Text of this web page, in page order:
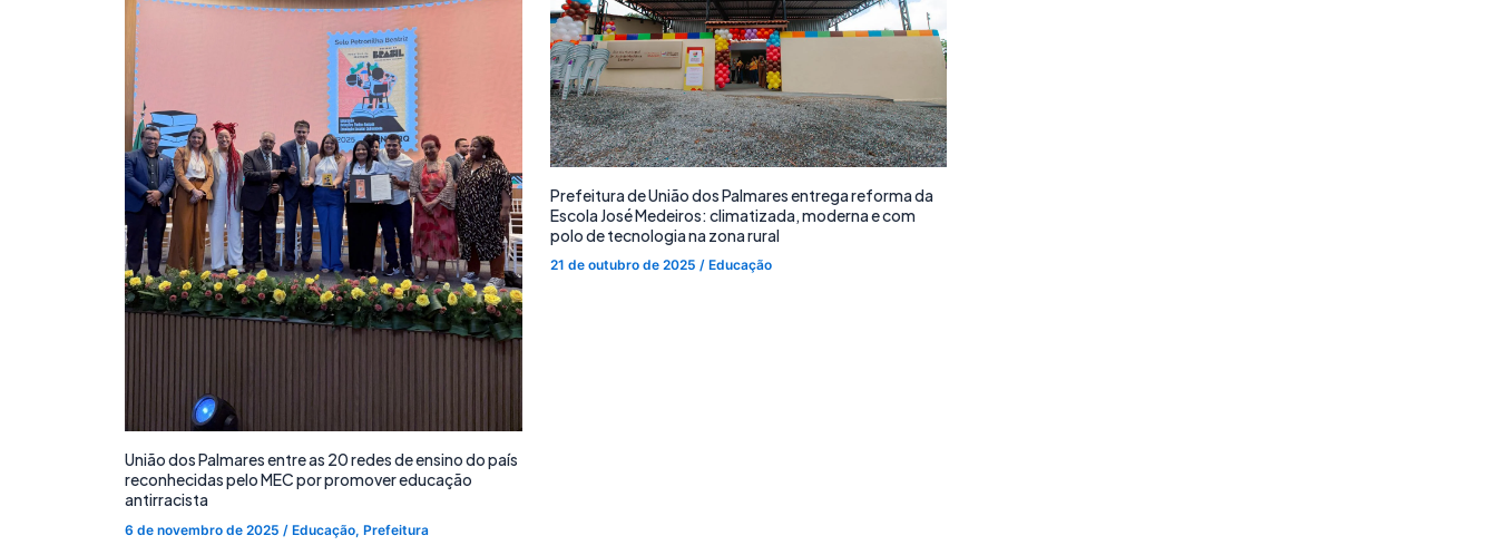
União dos Palmares entre as 20 redes de ensino do país
reconhecidas pelo MEC por promover educação
antirracista
6 de novembro de 2025 / Educação, Prefeitura
Prefeitura de União dos Palmares entrega reforma da
Escola José Medeiros: climatizada, moderna e com
polo de tecnologia na zona rural
21 de outubro de 2025 / Educação